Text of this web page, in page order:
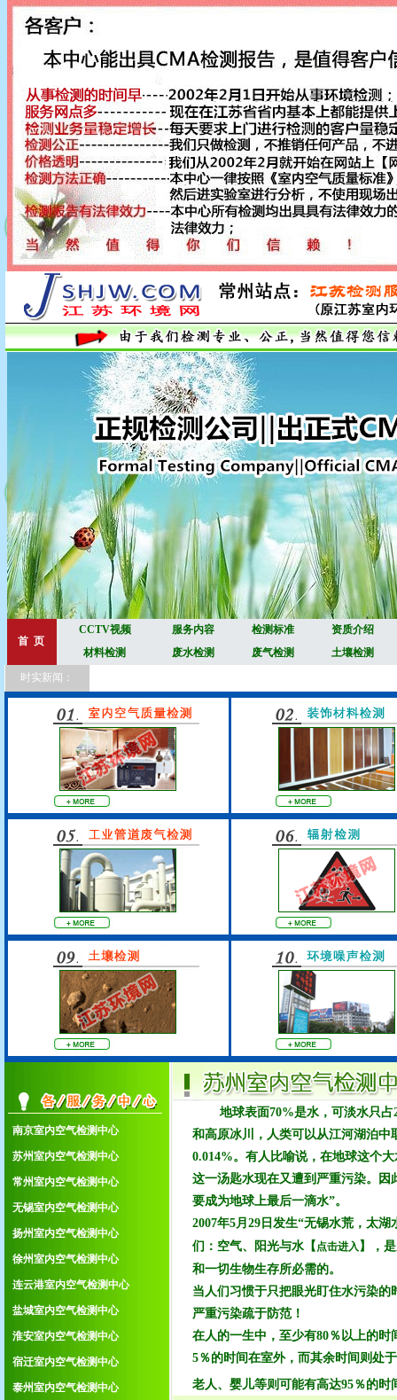
首 页
CCTV视频 服务内容 检测标准
资质介绍
材料检测
废水检测 废气检测
土壤检测
时实新闻：
南京室内空气检测中心
苏州室内空气检测中心
常州室内空气检测中心
无锡室内空气检测中心
扬州室内空气检测中心
徐州室内空气检测中心
连云港室内空气检测中心
盐城室内空气检测中心
淮安室内空气检测中心
宿迁室内空气检测中心
泰州室内空气检测中心
1.南京室内空气检测中心
3.常州室内空气检测中心
4.无锡室内空气检测中心
5.扬州室内空气检测中心
7.连云港室内空气检测中心
8.盐城室内空气检测中心
10.宿迁室内空气检测中心
11.泰州室内空气检测中心
12.镇江室内空气检测中心
14.苏州常熟室内空气检测
地球表面70%是水，可淡水只
和高原冰川，人类可以从江河湖泊
0.014%。有人比喻说，在地球这个
这一汤匙水现在又遭到严重污染。
要成为地球上最后一滴水”。
2007年5月29日发生“无锡水荒，太湖
们：空气、阳光与水【 点击进入 】，
和一切生物生存所必需的。
当人们习惯于只把眼光盯住水污染
严重污染疏于防范！
在人的一生中，至少有80％以上的
5％的时间在室外，而其余时间则处
老人、婴儿等则可能有高达95％的